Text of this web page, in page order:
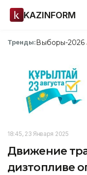
KAZINFORM
Тренды:Выборы-2026
18:45, 23 Января 2025
Движение
дизтопливе